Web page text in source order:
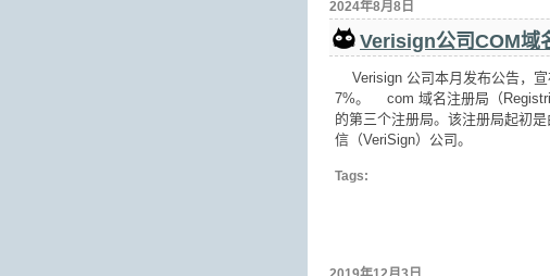
2024年8月8日
Verisign公司COM域
Verisign 公司本月发布公告，
7%。 com 域名注册局（
的第三个注册局。该注册局起初
信（VeriSign）公司。
Tags: